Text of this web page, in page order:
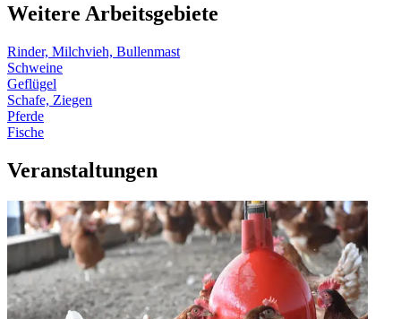
Weitere Arbeitsgebiete
Rinder, Milchvieh, Bullenmast
Schweine
Geflügel
Schafe, Ziegen
Pferde
Fische
Veranstaltungen